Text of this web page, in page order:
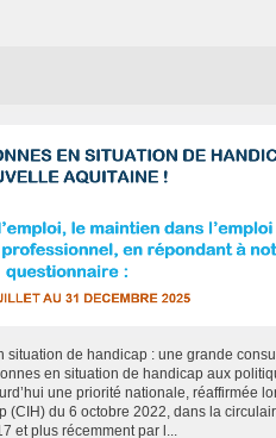
situation de handicap : une grande
en situation de handicap aux
une priorité nationale, réaffirmée
(CIH) du 6 octobre 2022, dans la
et plus récemment par l...